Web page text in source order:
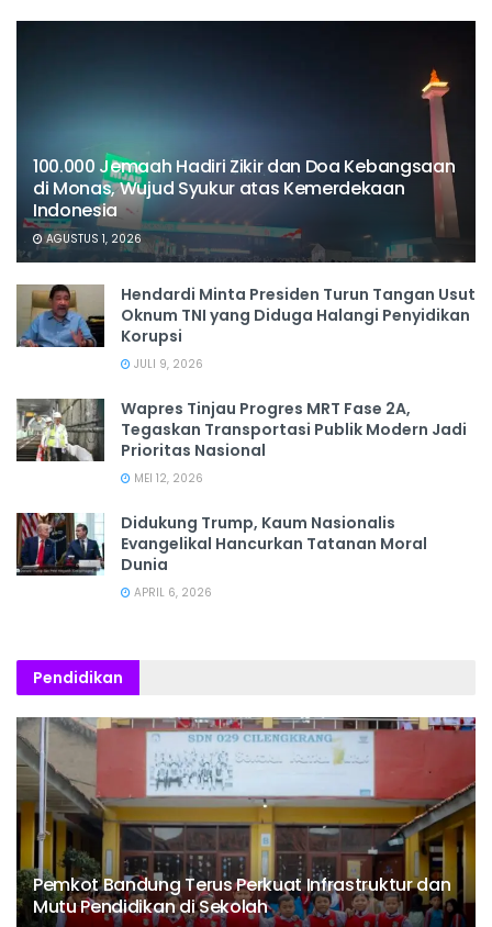
100.000 Jemaah Hadiri Zikir dan Doa Kebangsaan
di Monas, Wujud Syukur atas Kemerdekaan
Indonesia
AGUSTUS 1, 2026
Hendardi Minta Presiden Turun Tangan Usut
Oknum TNI yang Diduga Halangi Penyidikan
Korupsi
JULI 9, 2026
Wapres Tinjau Progres MRT Fase 2A,
Tegaskan Transportasi Publik Modern Jadi
Prioritas Nasional
MEI 12, 2026
Didukung Trump, Kaum Nasionalis
Evangelikal Hancurkan Tatanan Moral
Dunia
APRIL 6, 2026
Pendidikan
Pemkot Bandung Terus Perkuat Infrastruktur dan
Mutu Pendidikan di Sekolah